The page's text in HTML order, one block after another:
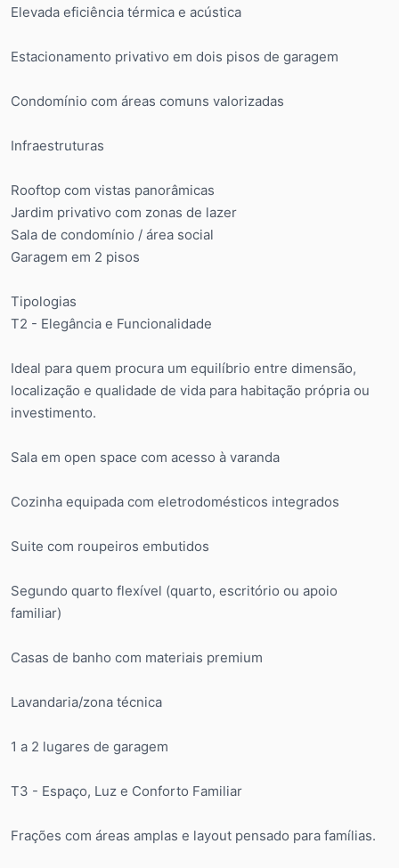
Elevada eficiência térmica e acústica
Estacionamento privativo em dois pisos de garagem
Condomínio com áreas comuns valorizadas
Infraestruturas
Rooftop com vistas panorâmicas
Jardim privativo com zonas de lazer
Sala de condomínio / área social
Garagem em 2 pisos
Tipologias
T2 - Elegância e Funcionalidade
Ideal para quem procura um equilíbrio entre dimensão,
localização e qualidade de vida para habitação própria ou
investimento.
Sala em open space com acesso à varanda
Cozinha equipada com eletrodomésticos integrados
Suite com roupeiros embutidos
Segundo quarto flexível (quarto, escritório ou apoio
familiar)
Casas de banho com materiais premium
Lavandaria/zona técnica
1 a 2 lugares de garagem
T3 - Espaço, Luz e Conforto Familiar
Frações com áreas amplas e layout pensado para famílias.